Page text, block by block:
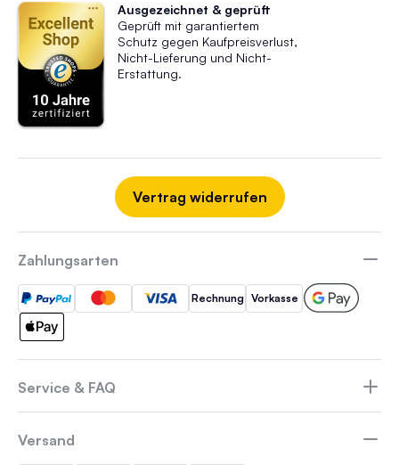
Ausgezeichnet & geprüft
Geprüft mit garantiertem
Schutz gegen Kaufpreisverlust,
Nicht-Lieferung und Nicht-
Erstattung.
Vertrag widerrufen
Zahlungsarten
Rechnung Vorkasse
Service & FAQ
Versand